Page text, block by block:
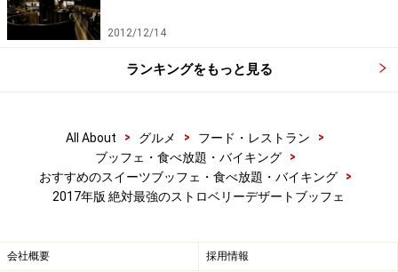
メインのブッフェ台
メインのブッフェ台
2012/12/14
ランキングをもっと見る
All About > グルメ > フード・レストラン
>
ブッフェ・食べ放題・バイキング
>
おすすめのスイーツブッフェ・食べ放題・バイキング
>
2017年版 絶対最強のストロベリーデザートブッフェ
会社概要 採用情報